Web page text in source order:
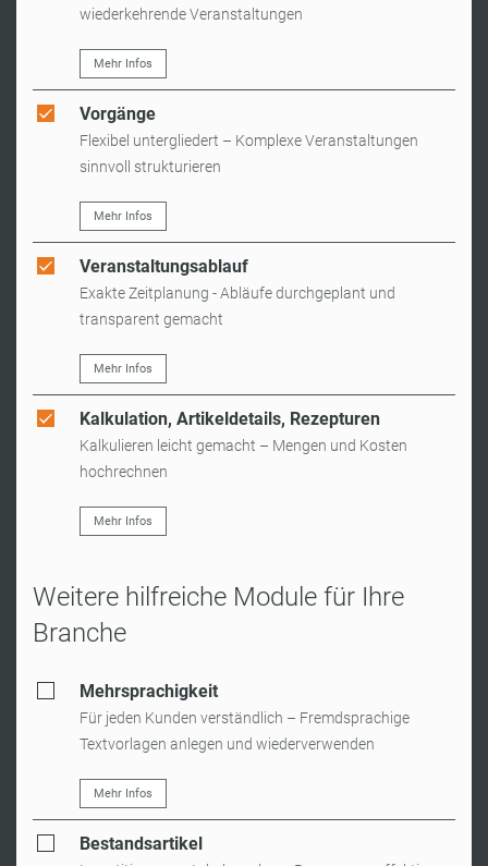
wiederkehrende Veranstaltungen
Mehr Infos
Vorgänge
Flexibel untergliedert – Komplexe Veranstaltungen
sinnvoll strukturieren
Mehr Infos
Veranstaltungsablauf
Exakte Zeitplanung - Abläufe durchgeplant und
transparent gemacht
Mehr Infos
Kalkulation, Artikeldetails, Rezepturen
Kalkulieren leicht gemacht – Mengen und Kosten
hochrechnen
Mehr Infos
Weitere hilfreiche Module für Ihre
Branche
Mehrsprachigkeit
Für jeden Kunden verständlich – Fremdsprachige
Textvorlagen anlegen und wiederverwenden
Mehr Infos
Bestandsartikel